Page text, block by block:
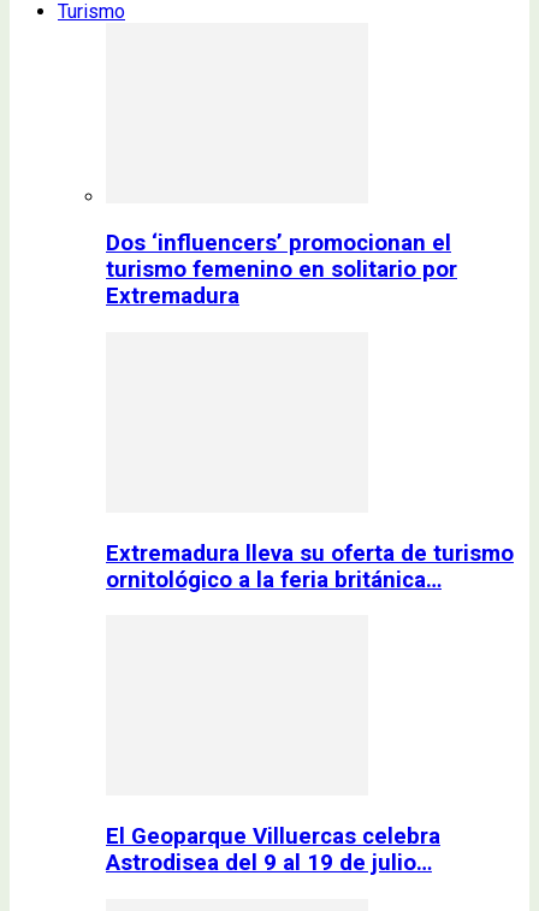
Turismo
Dos ‘influencers’ promocionan el
turismo femenino en solitario por
Extremadura
Extremadura lleva su oferta de turismo
ornitológico a la feria británica…
El Geoparque Villuercas celebra
Astrodisea del 9 al 19 de julio…